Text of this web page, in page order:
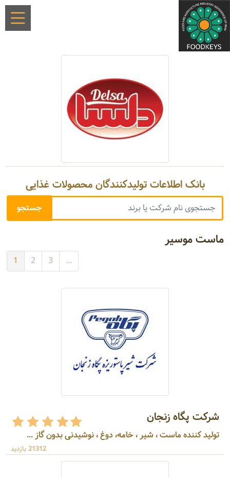
بانک اطلاعات تولیدکنندگان محصولات غذایی
ماست موسیر
1 2 3 ...
شرکت پگاه زنجان
تولید کننده ماست ، شیر ، خامه، دوغ ، نوشیدنی بدون گاز ...
21312 بازدید